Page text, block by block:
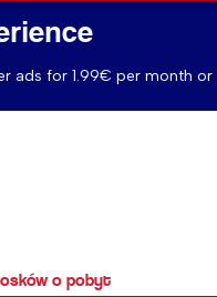
ads for 1.99€ per month or
o pobyt